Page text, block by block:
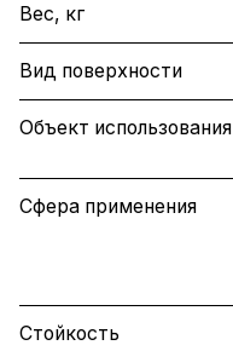
Вес, кг
Вид поверхности
Объект использования
Сфера применения
Стойкость